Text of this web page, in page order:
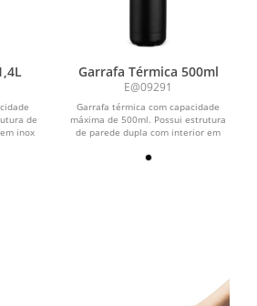
de
inox
Garrafa Térmica 500ml
E@09291
Garrafa térmica com capacidade
máxima de 500ml. Possui estrutura
de parede dupla com interior em